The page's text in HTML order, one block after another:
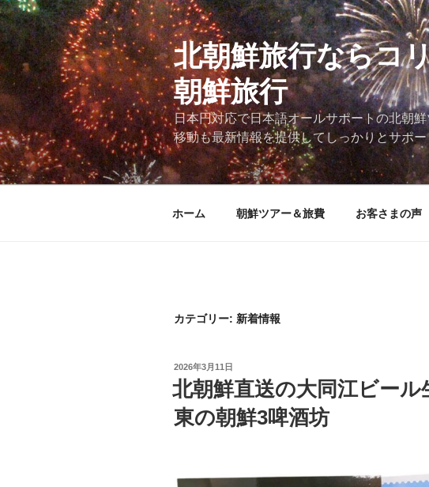
コ
ン
テ
ン
ツ
へ
ス
キ
ッ
プ
北朝鮮旅行ならコ
朝鮮旅行
日本円対応で日本語オールサポートの北朝
移動も最新情報を提供してしっかりとサポ
ホーム 朝鮮ツアー＆旅費 お客さまの声
カテゴリー: 新着情報
投
稿
日:
2026年3月11日
北朝鮮直送の大同江ビー
東の朝鮮3啤酒坊